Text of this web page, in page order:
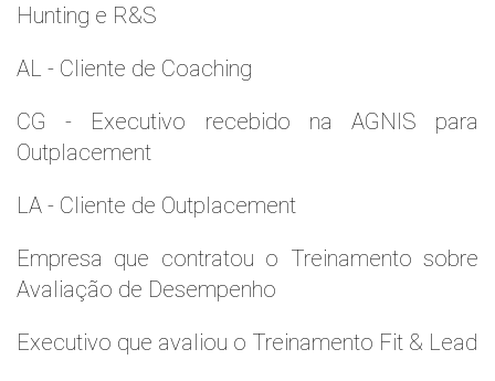
Hunting e R&S
AL - Cliente de Coaching
CG - Executivo recebido na AGNIS para
Outplacement
LA - Cliente de Outplacement
Empresa que contratou o Treinamento sobre
Avaliação de Desempenho
Executivo que avaliou o Treinamento Fit & Lead